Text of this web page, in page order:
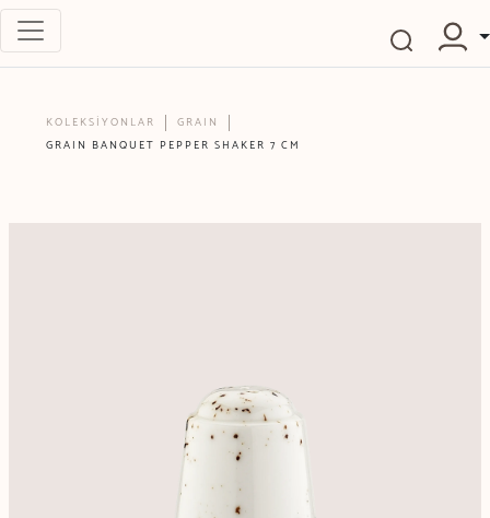
KOLEKSİYONLAR
GRAIN
GRAIN BANQUET PEPPER SHAKER 7 CM